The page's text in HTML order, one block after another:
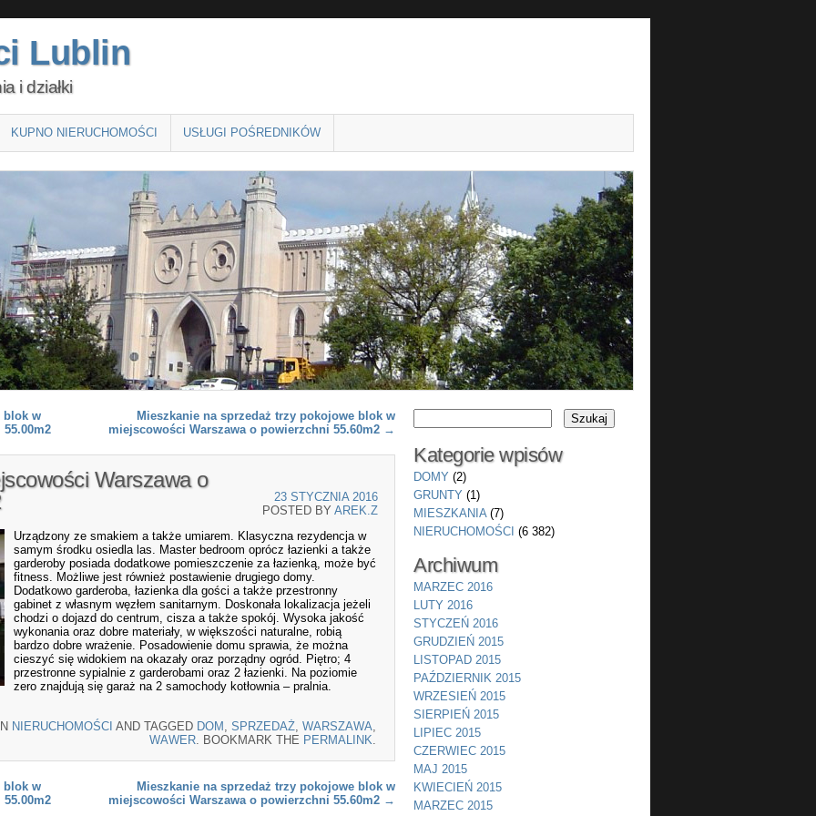
Lublin
i działki
KUPNO NIERUCHOMOŚCI USŁUGI POŚREDNIKÓW
blok w
Mieszkanie na sprzedaż trzy pokojowe blok w
miejscowości Warszawa o powierzchni 55.60m2 →
Warszawa o
23 STYCZNIA 2016
POSTED BY AREK.Z
Urządzony ze smakiem a także umiarem. Klasyczna rezydencja w
samym środku osiedla las. Master bedroom oprócz łazienki a także
garderoby posiada dodatkowe pomieszczenie za łazienką, może być
fitness. Możliwe jest również postawienie drugiego domy.
Dodatkowo garderoba, łazienka dla gości a także przestronny
gabinet z własnym węzłem sanitarnym. Doskonała lokalizacja jeżeli
chodzi o dojazd do centrum, cisza a także spokój. Wysoka jakość
wykonania oraz dobre materiały, w większości naturalne, robią
bardzo dobre wrażenie. Posadowienie domu sprawia, że można
cieszyć się widokiem na okazały oraz porządny ogród. Piętro; 4
przestronne sypialnie z garderobami oraz 2 łazienki. Na poziomie
zero znajdują się garaż na 2 samochody kotłownia – pralnia.
NIERUCHOMOŚCI AND TAGGED DOM SPRZEDAŻ WARSZAWA
WAWER . BOOKMARK THE PERMALINK
blok w
Mieszkanie na sprzedaż trzy pokojowe blok w
miejscowości Warszawa o powierzchni 55.60m2 →
Kategorie wpisów
DOMY (2)
GRUNTY (1)
MIESZKANIA(7)
NIERUCHOMOŚCI (6 382)
Archiwum
MARZEC 2016
LUTY 2016
STYCZEŃ 2016
GRUDZIEŃ 2015
LISTOPAD 2015
PAŹDZIERNIK 2015
WRZESIEŃ 2015
SIERPIEŃ 2015
LIPIEC 2015
CZERWIEC 2015
MAJ 2015
KWIECIEŃ 2015
MARZEC 2015